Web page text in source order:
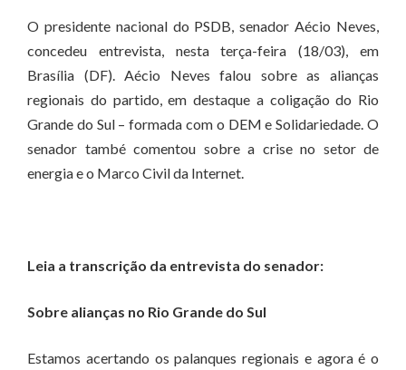
O presidente nacional do PSDB, senador Aécio Neves,
concedeu entrevista, nesta terça-feira (18/03), em
Brasília (DF). Aécio Neves falou sobre as alianças
regionais do partido, em destaque a coligação do Rio
Grande do Sul – formada com o DEM e Solidariedade. O
senador també comentou sobre a crise no setor de
energia e o Marco Civil da Internet.
Leia a transcrição da entrevista do senador:
Sobre alianças no Rio Grande do Sul
Estamos acertando os palanques regionais e agora é o